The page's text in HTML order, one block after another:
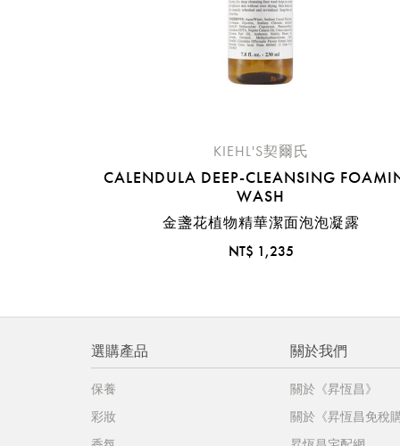
KIEHL'S契爾氏
CALENDULA DEEP-CLEANSING
WASH
金盞花植物精華潔面泡泡凝露
NT$ 1,235
選購產品
保養
彩妝
關於我們
關於《昇恆昌》
關於《昇恆昌免稅